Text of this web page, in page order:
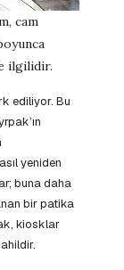
cam
ilgilidir.
ediliyor. Bu
yeniden
buna daha
bir patika
kiosklar